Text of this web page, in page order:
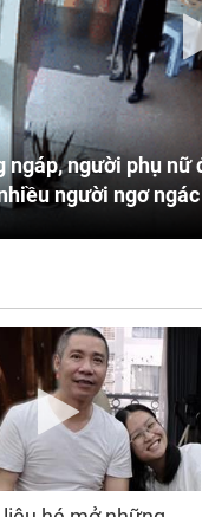
ngáp, người phụ
người ngơ